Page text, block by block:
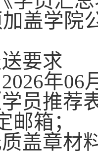
盖学院
要求
2026年06
员推荐
邮箱；
盖章材